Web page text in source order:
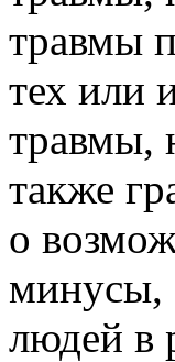
травмы
тех или
травмы,
также
о
минусы,
людей в